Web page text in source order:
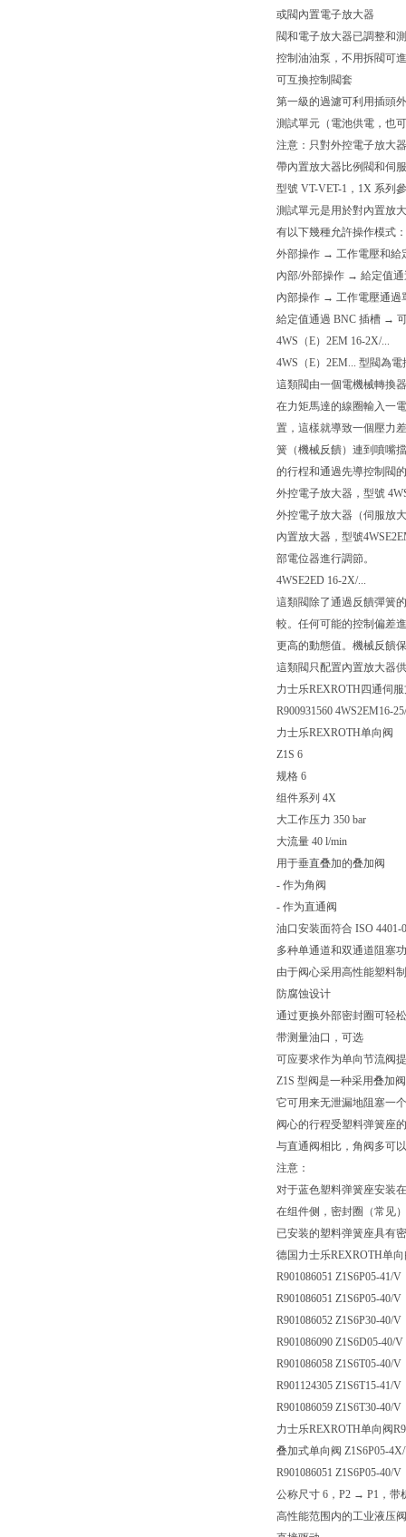
或閥內置電子放大器
閥和電子放大器已調整和
控制油油泵，不用拆閥可
可互換控制閥套
第一級的過濾可利用插頭
測試單元（電池供電，也
注意：只對外控電子放大
帶內置放大器比例閥和伺
型號 VT-VET-1，1X 系列
測試單元是用於對內置放
有以下幾種允許操作模式：
外部操作 → 工作電壓和給
內部/外部操作 → 給定值
內部操作 → 工作電壓通過
給定值通過 BNC 插槽 →
4WS（E）2EM 16-2X/...
4WS（E）2EM... 型閥為
這類閥由一個電機械轉換
在力矩馬達的線圈輸入一
置，這樣就導致一個壓力
簧（機械反饋）連到噴嘴
的行桯和通過先導控制閥
外控電子放大器，型號
外控電子放大器（伺服放
內置放大器，型號
部電位器進行調節。
4WSE2ED 16-2X/...
這類閥除了通過反饋彈簧
較。任何可能的控制偏差
更高的動態值。機械反饋
這類閥只配置內置放大器
力士乐REXROTH四通伺
R900931560 4WS2EM16-
力士乐REXROTH单向阀
Z1S 6
规格 6
组件系列 4X
大工作压力 350 bar
大流量 40 l/min
用于垂直叠加的叠加阀
- 作为角阀
- 作为直通阀
油口安装面符合 ISO 4401-
多种单通道和双通道阻塞
由于阀心采用高性能塑料
防腐蚀设计
通过更换外部密封圈可轻
带测量油口，可选
可应要求作为单向节流阀
Z1S 型阀是一种采用叠加
它可用来无泄漏地阻塞一
阀心的行程受塑料弹簧座
与直通阀相比，角阀多可
注意：
对于蓝色塑料弹簧座安装
在组件侧，密封圈（常见
已安装的塑料弹簧座具有
德国力士乐REXROTH单
R901086051 Z1S6P05-41/V
R901086051 Z1S6P05-40/V
R901086052 Z1S6P30-40/V
R901086090 Z1S6D05-40/V
R901086058 Z1S6T05-40/V
R901124305 Z1S6T15-41/V
R901086059 Z1S6T30-40/V
力士乐REXROTH单向阀
叠加式单向阀 Z1S6P05-
R901086051 Z1S6P05-40/V
公称尺寸 6，P2 → P1，带
高性能范围内的工业液压